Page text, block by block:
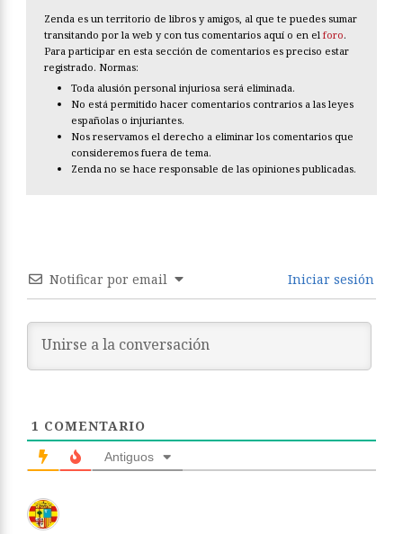
Zenda es un territorio de libros y amigos, al que te puedes sumar
transitando por la web y con tus comentarios aquí o en el foro.
Para participar en esta sección de comentarios es preciso estar
registrado. Normas:
Toda alusión personal injuriosa será eliminada.
No está permitido hacer comentarios contrarios a las leyes
españolas o injuriantes.
Nos reservamos el derecho a eliminar los comentarios que
consideremos fuera de tema.
Zenda no se hace responsable de las opiniones publicadas.
Notificar por email Iniciar sesión
1 COMENTARIO
Antiguos